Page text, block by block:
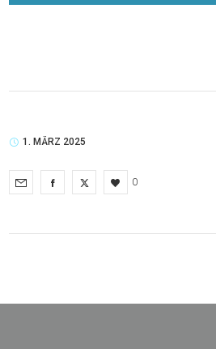
1. MÄRZ 2025
0